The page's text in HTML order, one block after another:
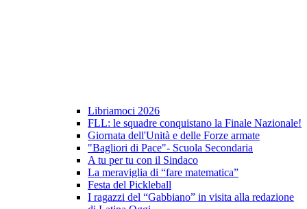
Libriamoci 2026
FLL: le squadre conquistano la Finale Nazionale!
Giornata dell'Unità e delle Forze armate
"Bagliori di Pace"- Scuola Secondaria
A tu per tu con il Sindaco
La meraviglia di “fare matematica”
Festa del Pickleball
I ragazzi del “Gabbiano” in visita alla redazione